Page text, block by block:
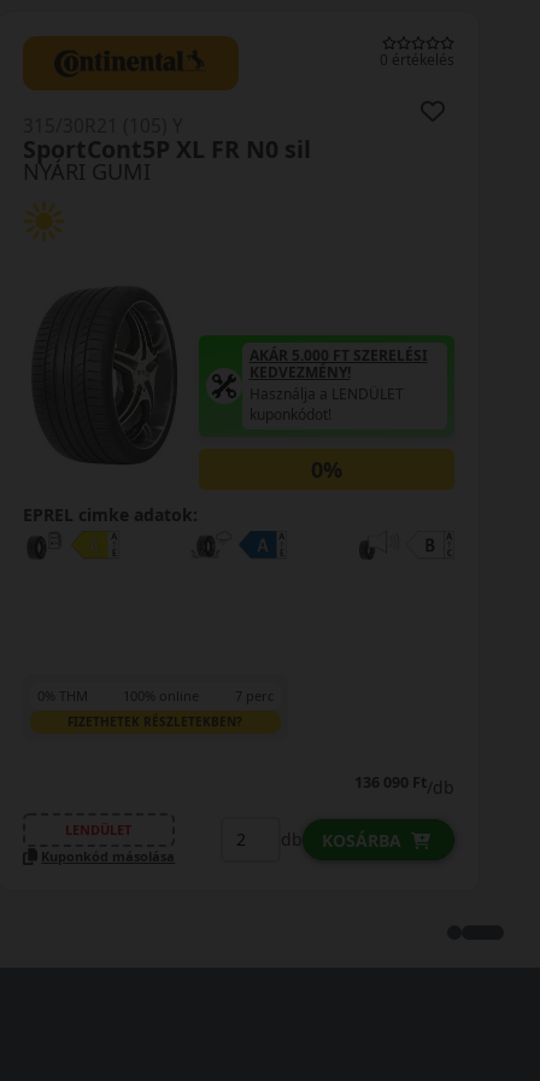
0 értékelés
NYÁRI GUMI
SportContact 5P XL FRND0
AKÁR 5.000 FT SZERELÉSI
KEDVEZMÉNY!
kuponkódot!
EPREL cimke adatok:
KOSÁRBA